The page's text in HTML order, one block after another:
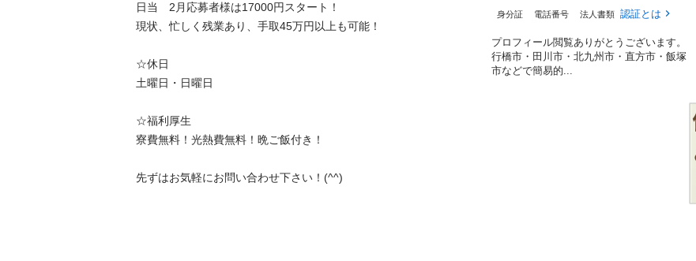
日当　2月応募者様は17000円スタート！
現状、忙しく残業あり、手取45万円以上も可能！
☆休日
土曜日・日曜日
☆福利厚生
寮費無料！光熱費無料！晩ご飯付き！
先ずはお気軽にお問い合わせ下さい！(^^)
身分証 電話番号 法人書類 認証とは
プロフィール閲覧ありがとうございます。
行橋市・田川市・北九州市・直方市・飯塚
市などで簡易的...